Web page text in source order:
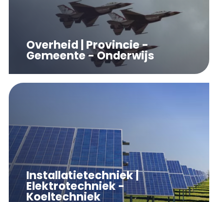
Overheid | Provincie -
Gemeente - Onderwijs
Installatietechniek |
Elektrotechniek -
Koeltechniek